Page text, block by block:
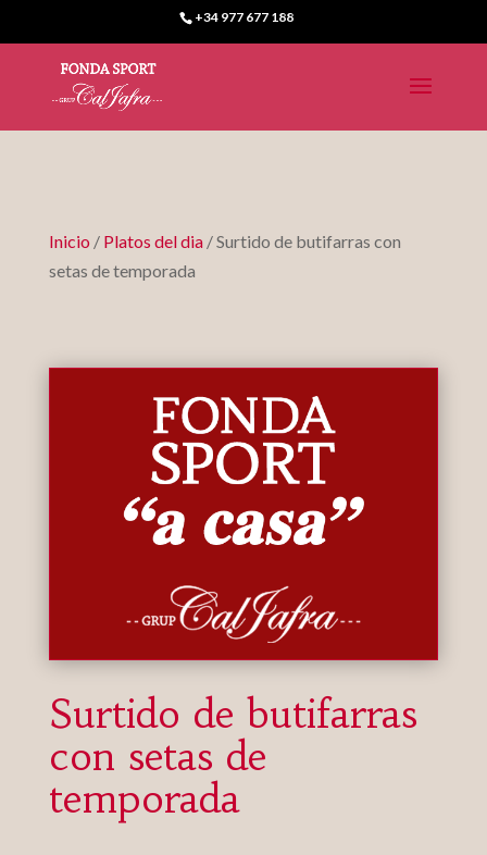
+34 977 677 188
Inicio / Platos del dia/ Surtido de butifarras con
setas de temporada
Surtido de butifarras
con setas de
temporada